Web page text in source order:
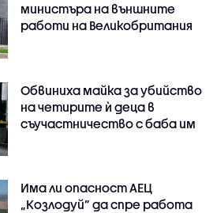
министъра на външните
работи на Великобритания
Обвиниха майка за убийство
на четирите ѝ деца в
съучастничество с баба им
Има ли опасност АЕЦ
„Козлодуй” да спре работа